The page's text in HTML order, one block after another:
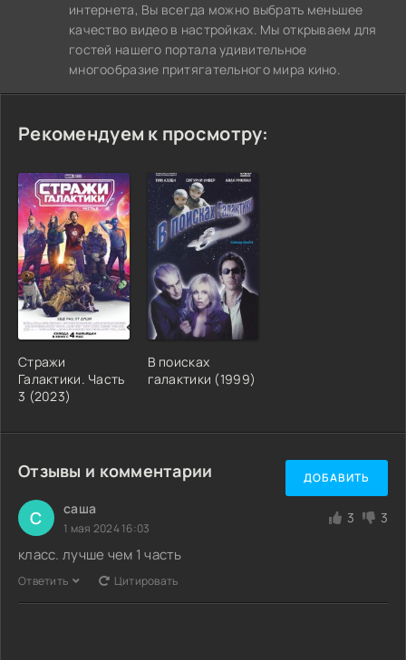
интернета, Вы всегда можно выбрать меньшее
качество видео в настройках. Мы открываем для
гостей нашего портала удивительное
многообразие притягательного мира кино.
Рекомендуем к просмотру:
Стражи
Галактики. Часть
3 (2023)
В поисках
галактики (1999)
Отзывы и комментарии ДОБАВИТЬ
С саша
1 мая 2024 16:03
3 3
класс. лучше чем 1 часть
Ответить Цитировать